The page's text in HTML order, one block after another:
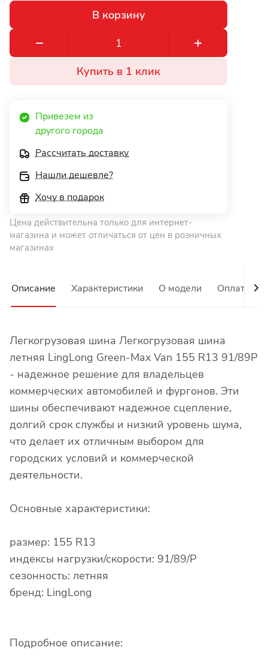
В корзину
Купить в 1 клик
Привезем из
другого города
Рассчитать доставку
Нашли дешевле?
Хочу в подарок
Цена действительна только для интернет-
магазина и может отличаться от цен в розничных
магазинах
Описание Характеристики О модели Оплата
Легкогрузовая шина Легкогрузовая шина
летняя LingLong Green-Max Van 155 R13 91/89P
- надежное решение для владельцев
коммерческих автомобилей и фургонов. Эти
шины обеспечивают надежное сцепление,
долгий срок службы и низкий уровень шума,
что делает их отличным выбором для
городских условий и коммерческой
деятельности.
Основные характеристики:
размер: 155 R13
индексы нагрузки/скорости: 91/89/P
сезонность: летняя
бренд: LingLong
Подробное описание: